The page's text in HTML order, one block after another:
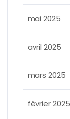
mai 2025
avril 2025
mars 2025
février 2025